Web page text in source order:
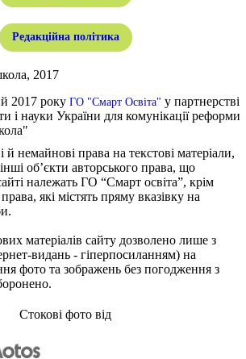
Редакційна політика
2017
2017 року ГО "Смарт Освіта" у партнерстві
і науки України для комунікації реформи
й немайнові права на текстові матеріали,
об’єкти авторського права, що
належать ГО “Смарт освіта”, крім
які містять пряму вказівку на
матеріалів сайту дозволено лише з
видань - гіперпосиланням) на
фото та зображень без погодження з
Стокові фото від